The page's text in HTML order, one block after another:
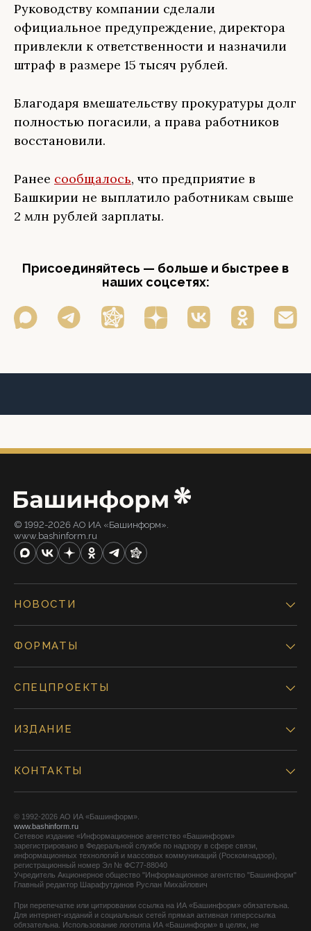
Руководству компании сделали
официальное предупреждение, директора
привлекли к ответственности и назначили
штраф в размере 15 тысяч рублей.
Благодаря вмешательству прокуратуры долг
полностью погасили, а права работников
восстановили.
Ранее сообщалось, что предприятие в
Башкирии не выплатило работникам свыше
2 млн рублей зарплаты.
Присоединяйтесь — больше и быстрее в
наших соцсетях:
© 1992-2026 АО ИА «Башинформ».
www.bashinform.ru
НОВОСТИ
ФОРМАТЫ
СПЕЦПРОЕКТЫ
ИЗДАНИЕ
КОНТАКТЫ
© 1992-2026 АО ИА «Башинформ».
www.bashinform.ru
Сетевое издание «Информационное агентство «Башинформ»
зарегистрировано в Федеральной службе по надзору в сфере связи,
информационных технологий и массовых коммуникаций (Роскомнадзор),
регистрационный номер Эл № ФС77-88040
Учредитель Акционерное общество "Информационное агентство "Башинформ"
Главный редактор Шарафутдинов Руслан Михайлович
При перепечатке или цитировании ссылка на ИА «Башинформ» обязательна.
Для интернет-изданий и социальных сетей прямая активная гиперссылка
обязательна. Использование логотипа ИА «Башинформ» в целях, не